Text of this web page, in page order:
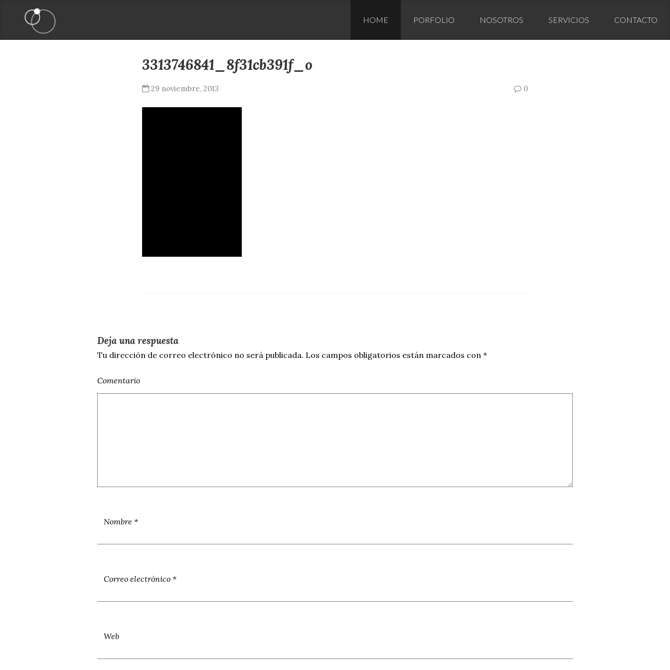
HOME PORFOLIO NOSOTROS SERVICIOS CONTACTO
3313746841_8f31cb391f_o
29 noviembre, 2013 0
Deja una respuesta
Tu dirección de correo electrónico no será publicada. Los campos obligatorios están marcados con *
Comentario
Nombre *
Correo electrónico *
Web